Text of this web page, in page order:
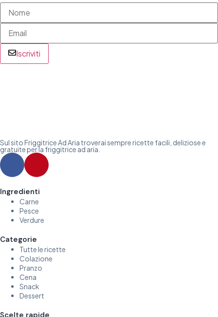
Iscriviti
Sul sito Friggitrice Ad Aria troverai sempre ricette facili, deliziose e
gratuite per la friggitrice ad aria.
Ingredienti
Carne
Pesce
Verdure
Categorie
Tutte le ricette
Colazione
Pranzo
Cena
Snack
Dessert
Scelte rapide